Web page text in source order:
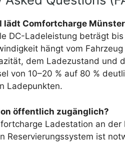
lädt Comfortcharge
DC-Ladeleistung beträgt
hängt vom
dem Ladezustand und
von 10–20 % auf 80 %
Ladepunkten.
öffentlich zugänglich?
Ladestation an
Reservierungssystem ist